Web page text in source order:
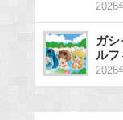
2026
ガ
ルフ
2026